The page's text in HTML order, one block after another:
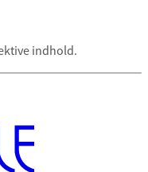
indhold.